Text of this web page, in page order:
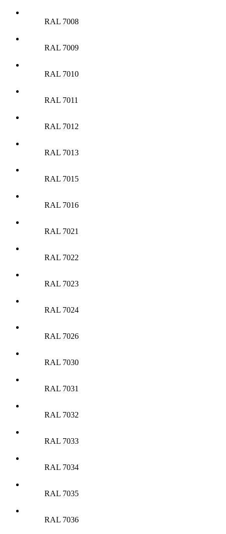
RAL 7008
RAL 7009
RAL 7010
RAL 7011
RAL 7012
RAL 7013
RAL 7015
RAL 7016
RAL 7021
RAL 7022
RAL 7023
RAL 7024
RAL 7026
RAL 7030
RAL 7031
RAL 7032
RAL 7033
RAL 7034
RAL 7035
RAL 7036